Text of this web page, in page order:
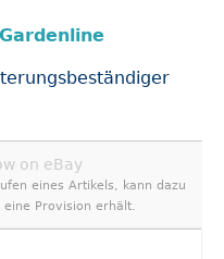
Gardenline
on eBay
eines Artikels, kann dazu
Provision erhält.